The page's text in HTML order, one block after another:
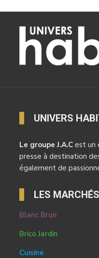
UNIVERS
Le groupe J.A.C est un
presse à destination
également de
LES MARCHÉS
Blanc Brun
Brico Jardin
Cuisine